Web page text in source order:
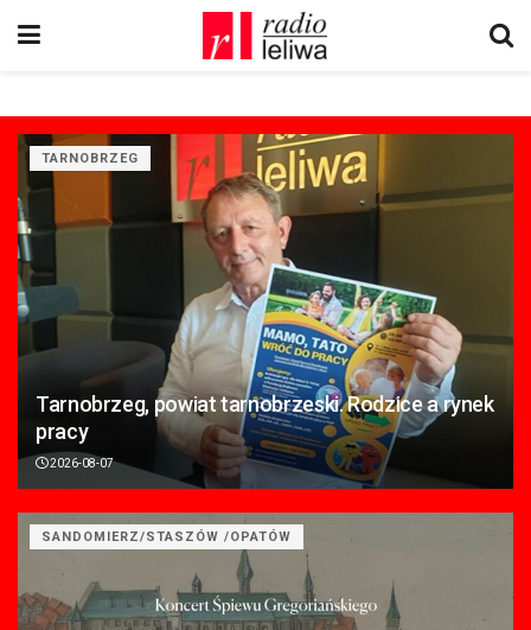
TARNOBRZEG
Tarnobrzeg, powiat tarnobrzeski. Rodzice a rynek
pracy
2026-08-07
SANDOMIERZ/STASZÓW /OPATÓW